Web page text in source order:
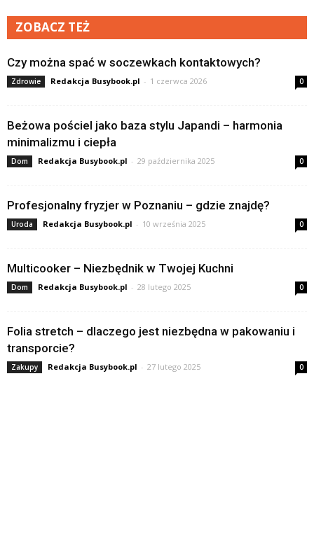
ZOBACZ TEŻ
Czy można spać w soczewkach kontaktowych?
Zdrowie Redakcja Busybook.pl - 1 czerwca 2026 0
Beżowa pościel jako baza stylu Japandi – harmonia
minimalizmu i ciepła
Dom Redakcja Busybook.pl - 29 października 2025 0
Profesjonalny fryzjer w Poznaniu – gdzie znajdę?
Uroda Redakcja Busybook.pl - 10 września 2025 0
Multicooker – Niezbędnik w Twojej Kuchni
Dom Redakcja Busybook.pl - 28 lutego 2025 0
Folia stretch – dlaczego jest niezbędna w pakowaniu i
transporcie?
Zakupy Redakcja Busybook.pl - 27 lutego 2025 0